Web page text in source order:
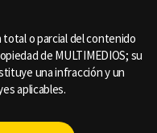
o parcial del contenido
de MULTIMEDIOS; su
una infracción y un
aplicables.